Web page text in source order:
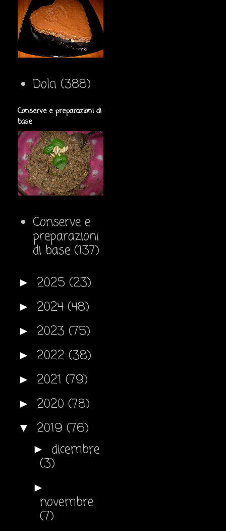
Dolci (388)
Conserve e preparazioni di
base
Conserve e
preparazioni
di base (137)
► 2025 (23)
► 2024 (48)
► 2023 (75)
► 2022 (38)
► 2021 (79)
► 2020 (78)
▼ 2019 (76)
► dicembre
(3)
►
novembre
(7)